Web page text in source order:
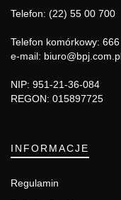
Telefon: (22) 55 00 700
Telefon komórkowy:
e-mail:
NIP: 951-21-36-084
REGON: 015897725
INFORMACJE
Regulamin